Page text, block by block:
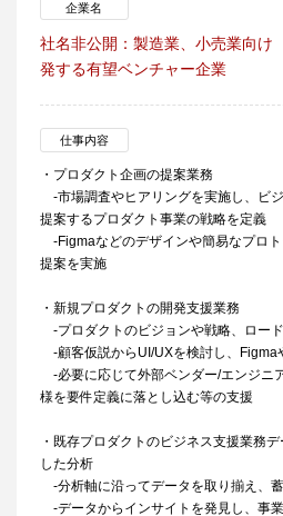
企業名
社名非公開：製造業、小売業向
発する有望ベンチャー企業
仕事内容
・プロダクト企画の提案業務
-市場調査やヒアリングを実施し、ビ
提案するプロダクト事業の戦略を定義
-Figmaなどのデザインや簡易なプロ
提案を実施
・新規プロダクトの開発支援業務
-プロダクトのビジョンや戦略、ロー
-顧客仮説からUI/UXを検討し、Figma
-必要に応じて外部ベンダー/エンジニ
様を要件定義に落とし込む等の支援
・既存プロダクトのビジネス支援業務
した分析
-分析軸に沿ってデータを取り揃え、
-データからインサイトを発見し、事